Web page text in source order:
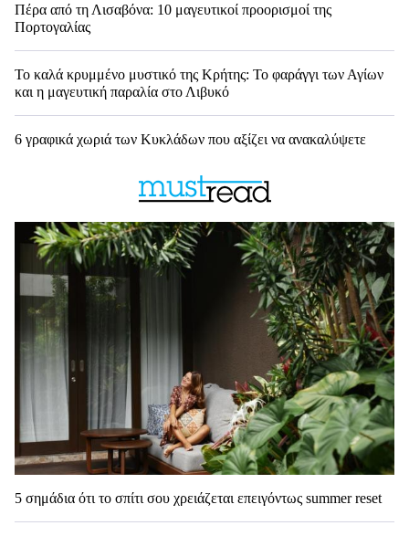
Πέρα από τη Λισαβόνα: 10 μαγευτικοί προορισμοί της
Πορτογαλίας
Το καλά κρυμμένο μυστικό της Κρήτης: Το φαράγγι των Αγίων
και η μαγευτική παραλία στο Λιβυκό
6 γραφικά χωριά των Κυκλάδων που αξίζει να ανακαλύψετε
5 σημάδια ότι το σπίτι σου χρειάζεται επειγόντως summer reset